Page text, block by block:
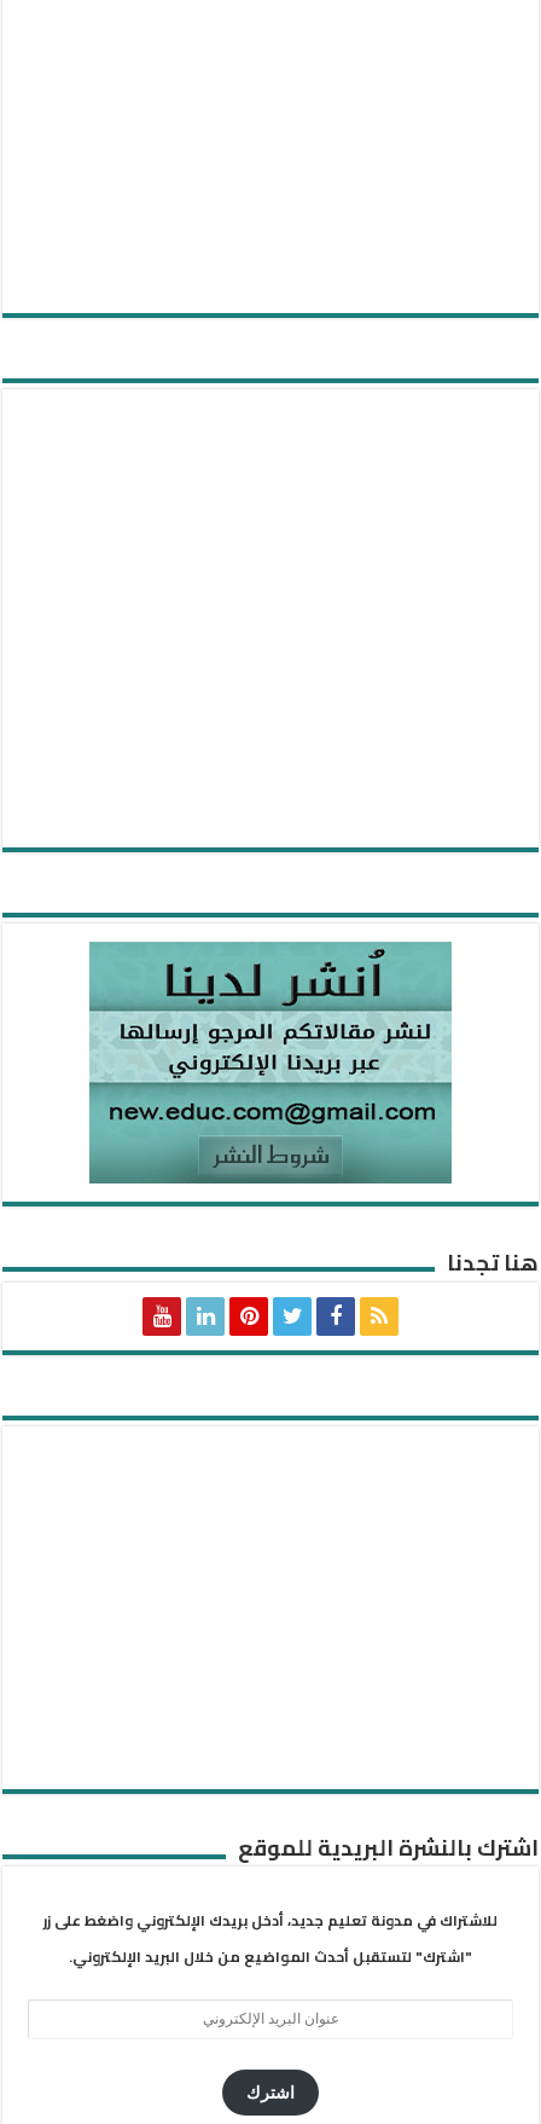
هنا تجدنا
اشترك بالنشرة البريدية للموقع
للاشتراك في مدونة تعليم جديد، أدخل بريدك الإلكتروني واضغط على زر
"اشترك" لتستقبل أحدث المواضيع من خلال البريد الإلكتروني.
اشترك